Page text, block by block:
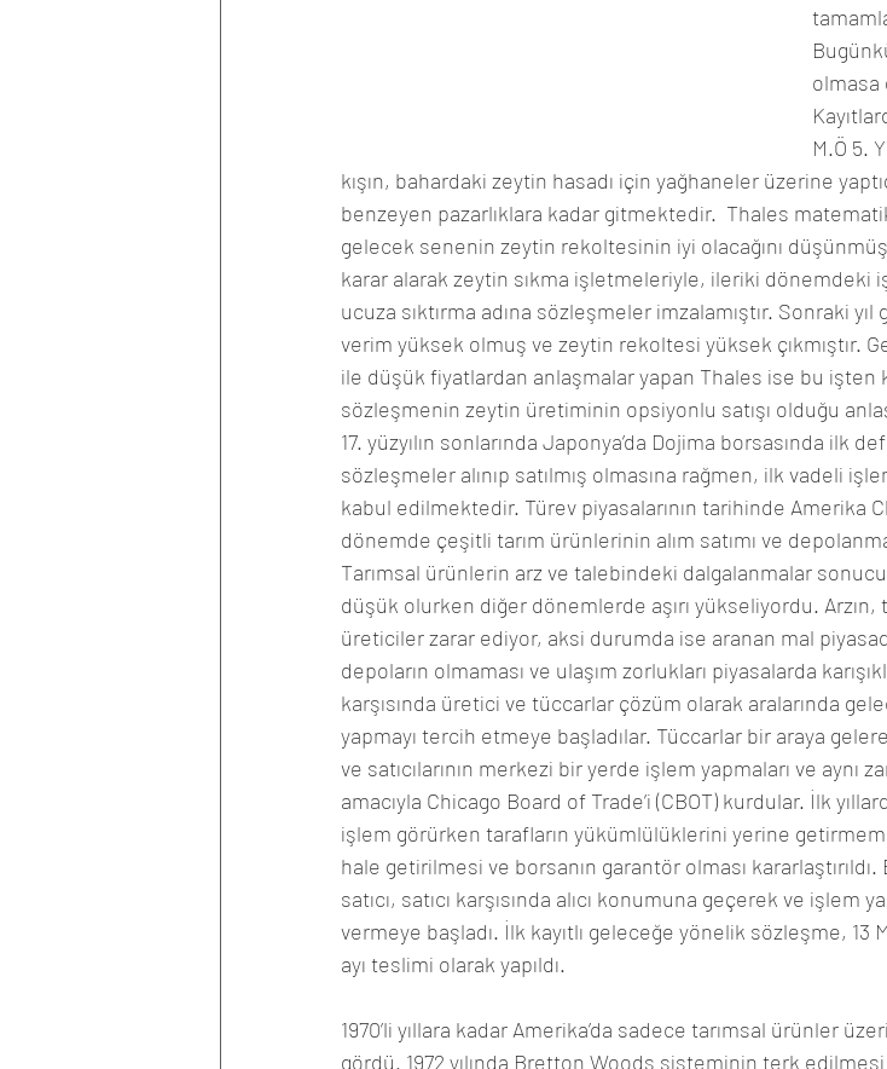
olmasa
M.Ö 5.
kışın, bahardaki zeytin hasadı için yağhaneler üzerine
benzeyen pazarlıklara kadar gitmektedir.  Thales
gelecek senenin zeytin rekoltesinin iyi olacağını
karar alarak zeytin sıkma işletmeleriyle, ileriki dönemdeki
ucuza sıktırma adına sözleşmeler imzalamıştır. Sonraki
verim yüksek olmuş ve zeytin rekoltesi yüksek çıkmıştır.
ile düşük fiyatlardan anlaşmalar yapan Thales ise bu işten
sözleşmenin zeytin üretiminin opsiyonlu satışı olduğu
17. yüzyılın sonlarında Japonya’da Dojima borsasında ilk
sözleşmeler alınıp satılmış olmasına rağmen, ilk vadeli
kabul edilmektedir. Türev piyasalarının tarihinde Amerika
dönemde çeşitli tarım ürünlerinin alım satımı ve
Tarımsal ürünlerin arz ve talebindeki dalgalanmalar
düşük olurken diğer dönemlerde aşırı yükseliyordu.
üreticiler zarar ediyor, aksi durumda ise aranan mal
depoların olmaması ve ulaşım zorlukları piyasalarda
karşısında üretici ve tüccarlar çözüm olarak aralarında
yapmayı tercih etmeye başladılar. Tüccarlar bir araya
ve satıcılarının merkezi bir yerde işlem yapmaları ve
amacıyla Chicago Board of Trade’i (CBOT) kurdular. İlk
işlem görürken tarafların yükümlülüklerini yerine
hale getirilmesi ve borsanın garantör olması kararlaştırıldı.
satıcı, satıcı karşısında alıcı konumuna geçerek ve
vermeye başladı. İlk kayıtlı geleceğe yönelik sözleşme, 13
ayı teslimi olarak yapıldı.
1970’li yıllara kadar Amerika’da sadece tarımsal ürünler
gördü. 1972 yılında Bretton Woods sisteminin terk